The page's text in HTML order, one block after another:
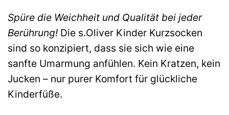
Spüre die Weichheit und Qualität bei jeder
Berührung! Die s.Oliver Kinder Kurzsocken
sind so konzipiert, dass sie sich wie eine
sanfte Umarmung anfühlen. Kein Kratzen, kein
Jucken – nur purer Komfort für glückliche
Kinderfüße.